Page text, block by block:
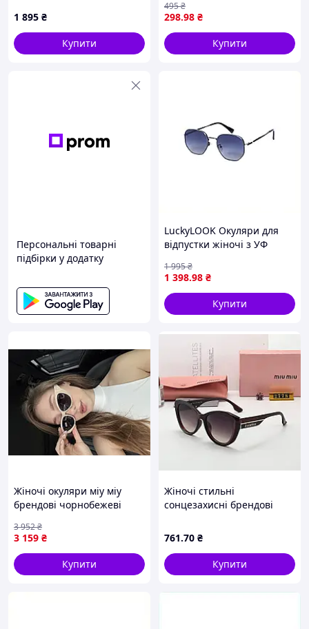
1 895 ₴
Купити
298.98 ₴
495₴
Купити
Персональні товарні
підбірки у додатку
LuckyLOOK Окуляри для
відпустки жіночі з УФ
1 398.98 ₴
1 995₴
Купити
Жіночі окуляри міу міу
брендові чорнобежеві
полікарбонатними лінзами
сонцезахисні Miu Miu Seli
3 159 ₴
3 952₴
Купити
Жіночі стильні
сонцезахисні брендові
761.70 ₴
Купити